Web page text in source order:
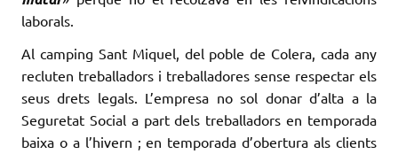
laborals.
Al camping Sant Miquel, del poble de Colera, cada any
recluten treballadors i treballadores sense respectar els
seus drets legals. L’empresa no sol donar d’alta a la
Seguretat Social a part dels treballadors en temporada
baixa o a l’hivern ; en temporada d’obertura als clients